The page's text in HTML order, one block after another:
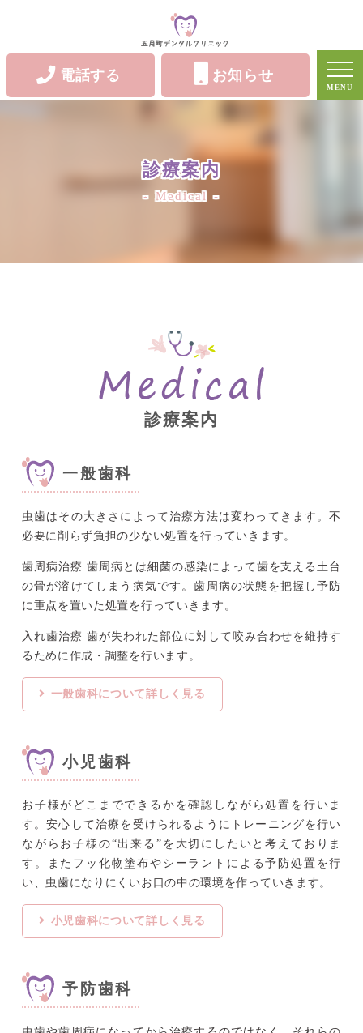
電話する お知らせ
MENU
診療案内
Medical
診療案内
一般歯科
虫歯はその大きさによって治療方法は変わってきます。不
必要に削らず負担の少ない処置を行っていきます。
歯周病治療 歯周病とは細菌の感染によって歯を支える土台
の骨が溶けてしまう病気です。歯周病の状態を把握し予防
に重点を置いた処置を行っていきます。
入れ歯治療 歯が失われた部位に対して咬み合わせを維持す
るために作成・調整を行います。
一般歯科について詳しく見る
小児歯科
お子様がどこまでできるかを確認しながら処置を行いま
す。安心して治療を受けられるようにトレーニングを行い
ながらお子様の“出来る”を大切にしたいと考えておりま
す。
またフッ化物塗布やシーラントによる予防処置を行
い、虫歯になりにくいお口の中の環境を作っていきます。
小児歯科について詳しく見る
予防歯科